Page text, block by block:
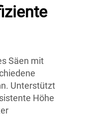
Säen mit
Unterstützt
Höhe